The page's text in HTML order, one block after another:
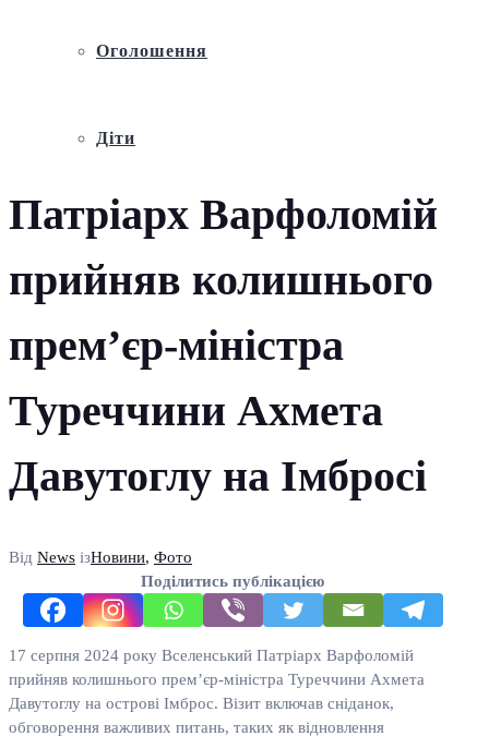
Оголошення
Діти
Патріарх Варфоломій
прийняв колишнього
прем’єр-міністра
Туреччини Ахмета
Давутоглу на Імбросі
Від News ізНовини, Фото
Поділитись публікацією
17 серпня 2024 року Вселенський Патріарх Варфоломій
прийняв колишнього прем’єр-міністра Туреччини Ахмета
Давутоглу на острові Імброс. Візит включав сніданок,
обговорення важливих питань, таких як відновлення